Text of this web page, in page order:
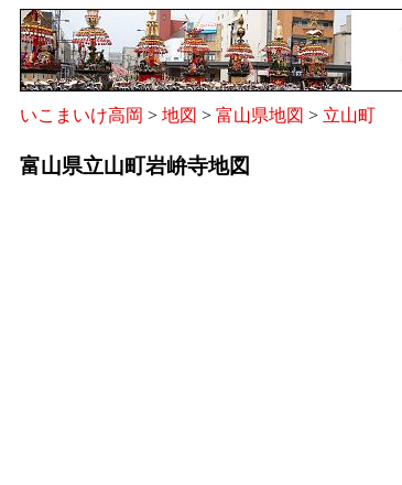
いこまいけ高岡 > 地図 > 富山県地図 > 立山町
富山県立山町岩峅寺地図